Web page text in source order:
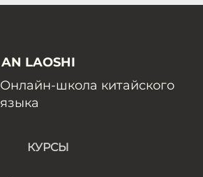
AN LAOSHI
Онлайн-школа китайского
языка
КУРСЫ